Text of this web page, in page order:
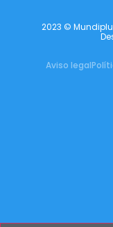
2023 ©
Aviso legal